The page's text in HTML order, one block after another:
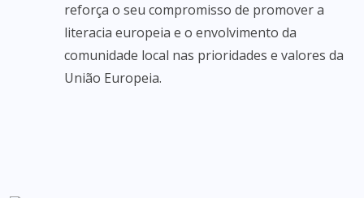
reforça o seu compromisso de promover a
literacia europeia e o envolvimento da
comunidade local nas prioridades e valores da
União Europeia.